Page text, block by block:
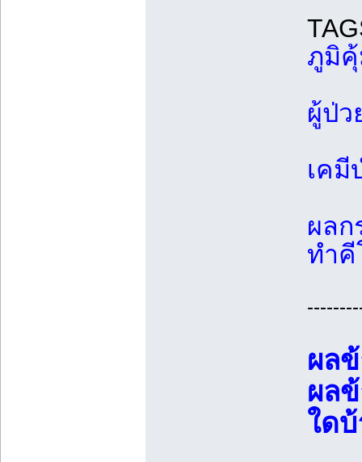
ภูมิ
ผู้ป่ว
เคมี
ผลก
ทำคี
ผล
ผล
ใดบ้